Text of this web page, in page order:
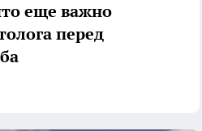
еще важно
перед